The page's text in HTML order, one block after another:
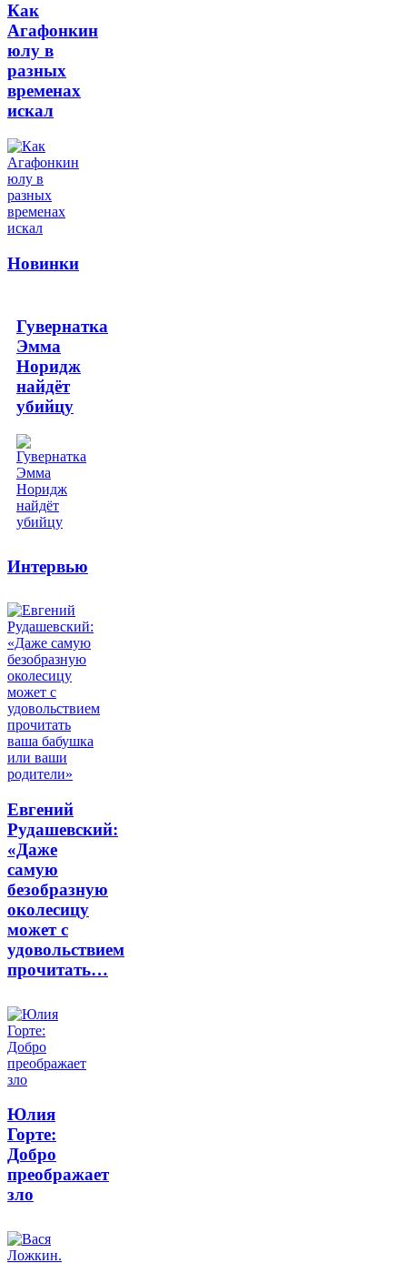
Как
Агафонкин
юлу в
разных
временах
искал
Новинки
Гувернатка
Эмма
Норидж
найдёт
убийцу
Интервью
Евгений
Рудашевский:
«Даже
самую
безобразную
околесицу
может с
удовольствием
прочитать…
Юлия
Горте:
Добро
преображает
зло